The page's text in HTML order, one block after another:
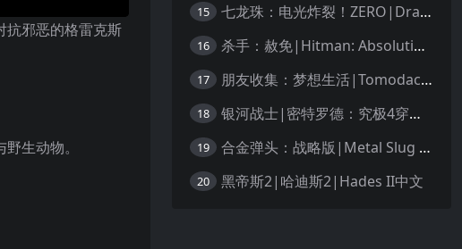
抗邪恶的格雷克斯
生动物。
15 七龙珠：电光炸裂！ZERO|Dragon Ball: Sparking! Zero中文
16 杀手：赦免|Hitman: Absolution汉化
17 朋友收集：梦想生活|Tomodachi Life: Living the Dream中文
18 银河战士|密特罗德：究极4穿越未知|Metroid Prime 4: Beyond中文
19 合金弹头：战略版|Metal Slug Tactics中文
20 黑帝斯2|哈迪斯2|Hades II中文